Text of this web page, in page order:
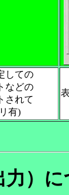
しての
などの
されて
有)
）に